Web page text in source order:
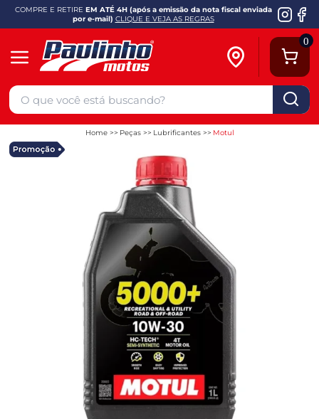
COMPRE E RETIRE EM ATÉ 4H (após a emissão da nota fiscal enviada
por e-mail) CLIQUE E VEJA AS REGRAS
0
Home Peças Lubrificantes Motul